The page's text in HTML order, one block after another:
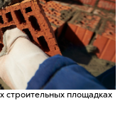
строительных площадках